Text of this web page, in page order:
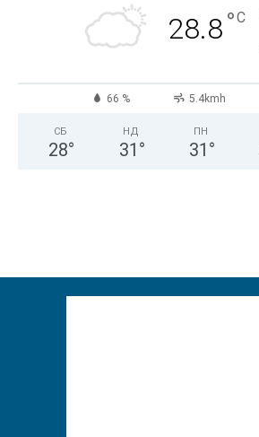
28.8°C
66 % 5.4kmh
СБ
28°
НД
31 °
ПН
31 °